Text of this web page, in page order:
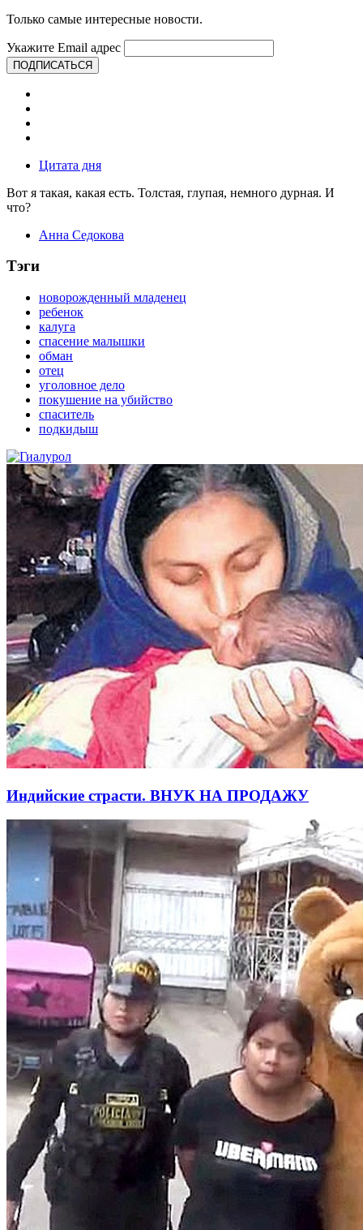
Только самые интересные новости.
Укажите Email адрес
ПОДПИСАТЬСЯ
Цитата дня
Вот я такая, какая есть. Толстая, глупая, немного дурная. И
что?
Анна Седокова
Тэги
новорожденный младенец
ребенок
калуга
спасение малышки
обман
отец
уголовное дело
покушение на убийство
спаситель
подкидыш
Индийские страсти. ВНУК НА ПРОДАЖУ